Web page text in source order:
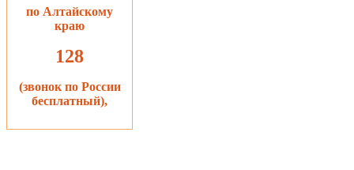
по Алтайскому
краю
128
(звонок по России
бесплатный),